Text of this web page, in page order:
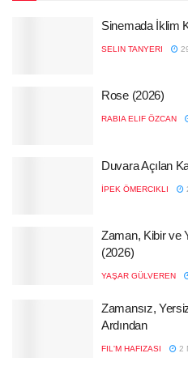
Sinemada İklim
SELIN TANYERI
Rose (2026)
RABIA ELIF ÖZCAN
Duvara Açılan
İPEK ÖMERCIKLI
Zaman, Kibir ve
(2026)
YAŞAR GÜLVEREN
Zamansız,
Ardından
FIL'M HAFIZASI 2